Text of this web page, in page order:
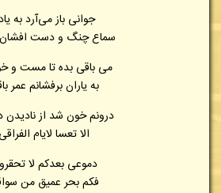
جوانی باز می‌آرد به
سماع چنگ و دست
می باقی بده تا مست و
به یاران برفشانم عمر
درونم خون شد از
الا تعسا لایام الفراقی
دموعی بعدکم لا
فکم بحر عمیق من